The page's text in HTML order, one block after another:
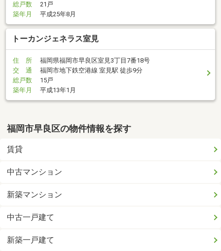
総戸数
21戸
築年月
平成25年8月
トーカンジェネラス室見
住 所
福岡県福岡市早良区室見3丁目7番18号
交 通
福岡市地下鉄空港線 室見駅 徒歩9分
総戸数
15戸
築年月
平成13年1月
福岡市早良区の物件情報を探す
賃貸
中古マンション
新築マンション
中古一戸建て
新築一戸建て